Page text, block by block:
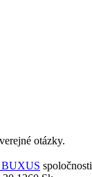
otázky.
BUXUS